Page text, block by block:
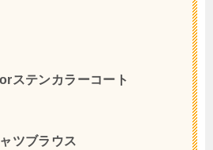
ステンカラーコート
ツブラウス